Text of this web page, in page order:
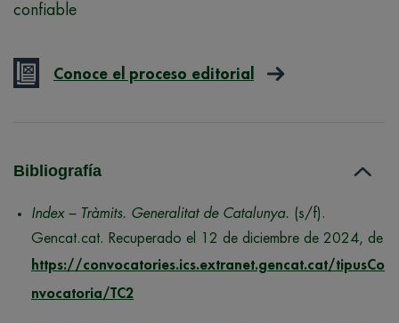
confiable
Conoce el proceso editorial
Bibliografía
Index – Tràmits. Generalitat de Catalunya. (s/f).
Gencat.cat. Recuperado el 12 de diciembre de 2024, de
https://convocatories.ics.extranet.gencat.cat/tipusCo
nvocatoria/TC2